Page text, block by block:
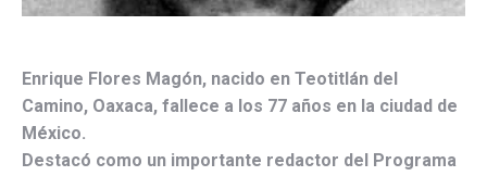
Enrique Flores Magón, nacido en Teotitlán del
Camino, Oaxaca, fallece a los 77 años en la ciudad de
México.
Destacó como un importante redactor del Programa